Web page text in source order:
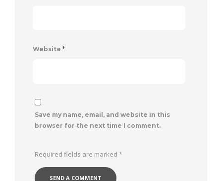
Website *
Save my name, email, and website in this
browser for the next time I comment.
Required fields are marked *